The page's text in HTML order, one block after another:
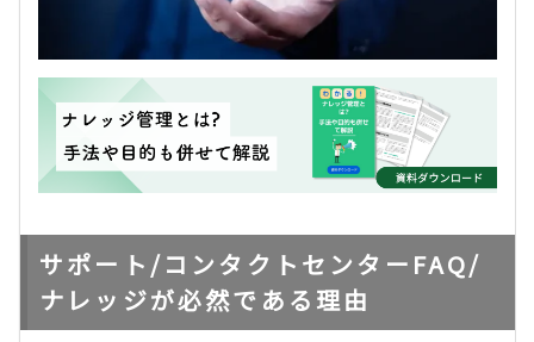
サポート/コンタクトセンターFAQ/
ナレッジが必然である理由